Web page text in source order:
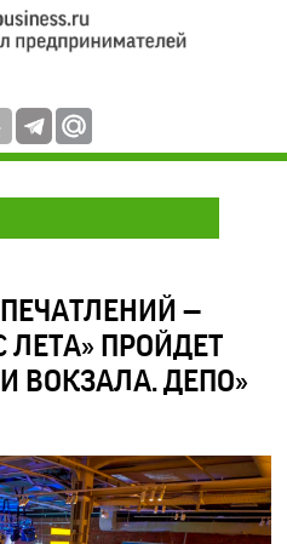
—
ЛЕТА» ПРОЙДЕТ
ВОКЗАЛА. ДЕПО»